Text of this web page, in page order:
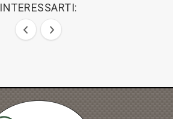
INTERESSARTI: